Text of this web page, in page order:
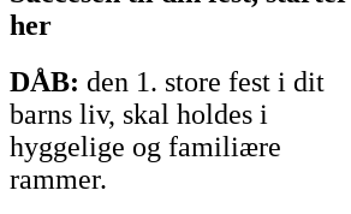
her
DÅB: den 1. store fest i dit
barns liv, skal holdes i
hyggelige og familiære
rammer.